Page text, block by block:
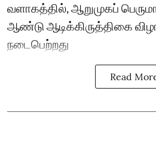
வளாகத்தில், ஆறுமுகப்
ஆண்டு ஆடிக்கிருத்திகை
நடைபெற்றது
Read